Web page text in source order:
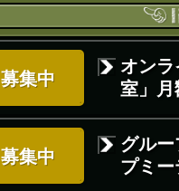
募集中
オン
室」
募集中
グル
プミ